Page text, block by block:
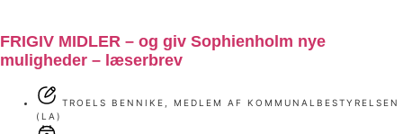
FRIGIV MIDLER – og giv Sophienholm nye
muligheder – læserbrev
TROELS BENNIKE, MEDLEM AF KOMMUNALBESTYRELSEN
(LA)